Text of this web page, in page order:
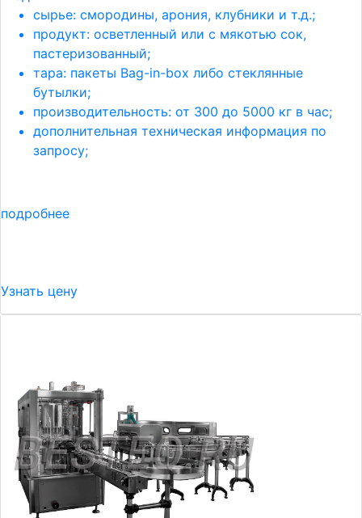
сырье: смородины, арония, клубники и т.д.;
продукт: осветленный или с мякотью сок,
пастеризованный;
тара: пакеты Bag-in-box либо стеклянные
бутылки;
производительность: от 300 до 5000 кг в час;
дополнительная техническая информация по
запросу;
подробнее
Узнать цену